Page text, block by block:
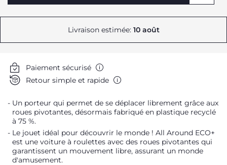
Livraison estimée: 10 août
Paiement sécurisé
Retour simple et rapide
Un porteur qui permet de se déplacer librement grâce aux
roues pivotantes, désormais fabriqué en plastique recyclé
à 75 %.
Le jouet idéal pour découvrir le monde ! All Around ECO+
est une voiture à roulettes avec des roues pivotantes qui
garantissent un mouvement libre, assurant un monde
d'amusement.